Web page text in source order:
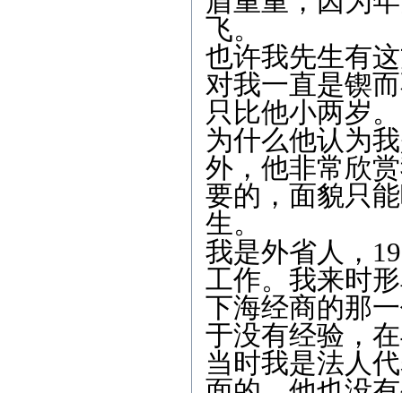
飞。
也许我先生有
对我一直是锲
只比他小两岁。
为什么他认为
外，他非常欣
要的，面貌只
生。
我是外省人，
工作。我来时
下海经商的那
于没有经验，
当时我是法人